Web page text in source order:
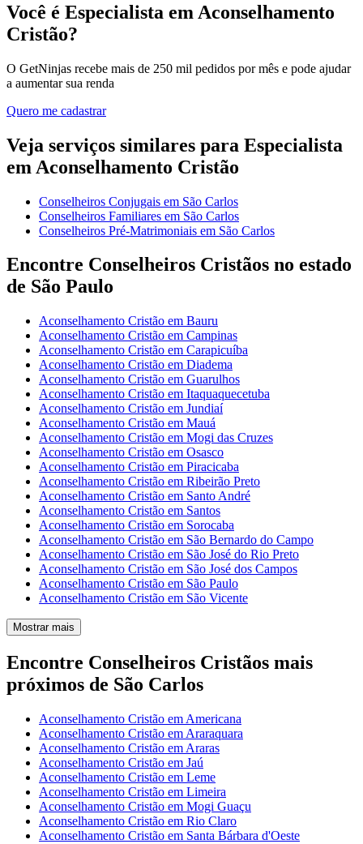
Você é Especialista em Aconselhamento
Cristão?
O GetNinjas recebe mais de 250 mil pedidos por mês e pode ajudar
a aumentar sua renda
Quero me cadastrar
Veja serviços similares para Especialista
em Aconselhamento Cristão
Conselheiros Conjugais em São Carlos
Conselheiros Familiares em São Carlos
Conselheiros Pré-Matrimoniais em São Carlos
Encontre Conselheiros Cristãos no estado
de São Paulo
Aconselhamento Cristão em Bauru
Aconselhamento Cristão em Campinas
Aconselhamento Cristão em Carapicuíba
Aconselhamento Cristão em Diadema
Aconselhamento Cristão em Guarulhos
Aconselhamento Cristão em Itaquaquecetuba
Aconselhamento Cristão em Jundiaí
Aconselhamento Cristão em Mauá
Aconselhamento Cristão em Mogi das Cruzes
Aconselhamento Cristão em Osasco
Aconselhamento Cristão em Piracicaba
Aconselhamento Cristão em Ribeirão Preto
Aconselhamento Cristão em Santo André
Aconselhamento Cristão em Santos
Aconselhamento Cristão em Sorocaba
Aconselhamento Cristão em São Bernardo do Campo
Aconselhamento Cristão em São José do Rio Preto
Aconselhamento Cristão em São José dos Campos
Aconselhamento Cristão em São Paulo
Aconselhamento Cristão em São Vicente
Mostrar mais
Encontre Conselheiros Cristãos mais
próximos de São Carlos
Aconselhamento Cristão em Americana
Aconselhamento Cristão em Araraquara
Aconselhamento Cristão em Araras
Aconselhamento Cristão em Jaú
Aconselhamento Cristão em Leme
Aconselhamento Cristão em Limeira
Aconselhamento Cristão em Mogi Guaçu
Aconselhamento Cristão em Rio Claro
Aconselhamento Cristão em Santa Bárbara d'Oeste